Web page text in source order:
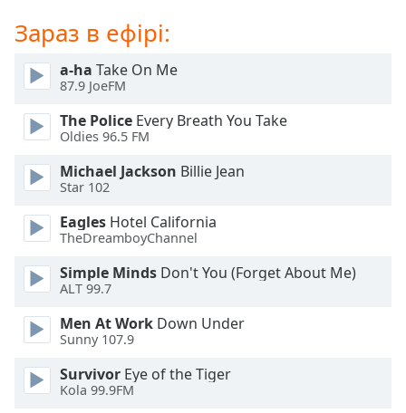
opens
subtitles
settings
subtitles
off
Audio
Picture-
Picture
Fullscreen
modal
window.
Зараз в ефірі:
a-ha Take On Me
87.9 JoeFM
The Police Every Breath You Take
Oldies 96.5 FM
Michael Jackson Billie Jean
Star 102
Eagles Hotel California
TheDreamboyChannel
Simple Minds Don't You (Forget About Me)
ALT 99.7
Men At Work Down Under
Sunny 107.9
Survivor Eye of the Tiger
Kola 99.9FM